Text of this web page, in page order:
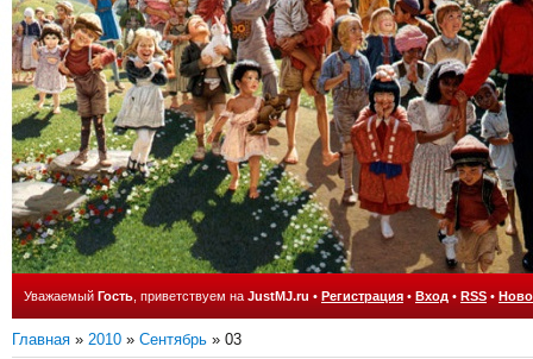
Уважаемый Гость , приветствуем на JustMJ.ru • Регистрация • Вход • RSS •
Главная » 2010 » Сентябрь » 03